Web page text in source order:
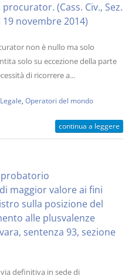
(Cass. Civ., Sez.
19 novembre 2014)
non è nullo ma solo
solo su eccezione della parte
di ricorrere a...
Legale Operatori del mondo
continua a leggere
maggior valore ai fini
sulla posizione del
alle plusvalenze
sentenza 93, sezione
definitiva in sede di